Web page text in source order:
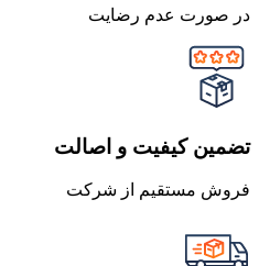
در صورت عدم رضایت
تضمین کیفیت و اصالت
فروش مستقیم از شرکت